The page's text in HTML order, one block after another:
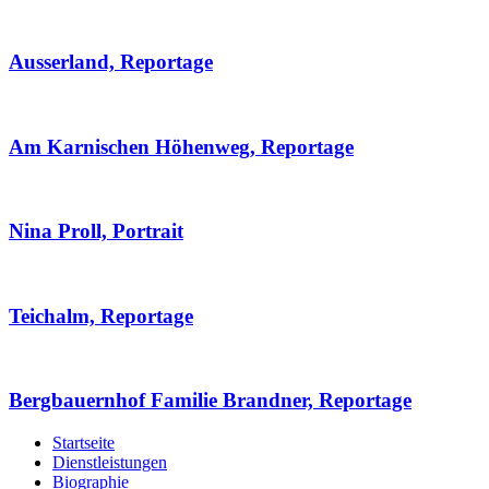
Ausserland, Reportage
Am Karnischen Höhenweg, Reportage
Nina Proll, Portrait
Teichalm, Reportage
Bergbauernhof Familie Brandner, Reportage
Startseite
Dienstleistungen
Biographie